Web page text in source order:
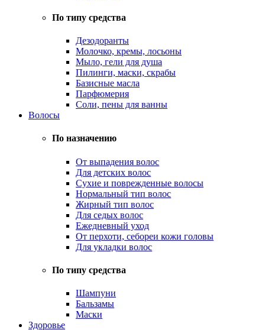
По типу средства
Дезодоранты
Молочко, кремы, лосьоны
Мыло, гели для душа
Пилинги, маски, скрабы
Базисные масла
Парфюмерия
Соли, пены для ванны
Волосы
По назначению
От выпадения волос
Для детских волос
Сухие и поврежденные волосы
Нормальный тип волос
Жирный тип волос
Для седых волос
Ежедневный уход
От перхоти, себореи кожи головы
Для укладки волос
По типу средства
Шампуни
Бальзамы
Маски
Здоровье